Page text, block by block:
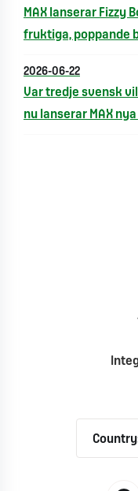
MAX lanserar Fizzy
fruktiga, poppande
2026-06-22
Var tredje svensk
nu lanserar MAX